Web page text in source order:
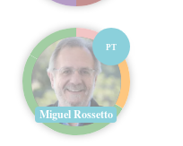
PT
Miguel Rossetto